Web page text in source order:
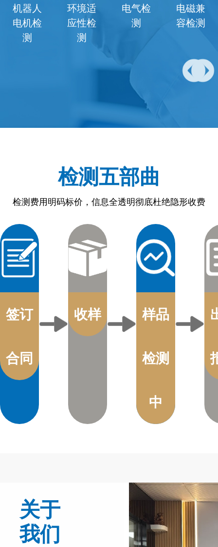
环境适
应性检
电气检
测
电磁兼
容检测
电池
测
检测五部曲
检测费用明码标价，信息全透明彻底杜绝隐形收费
签订
合同
收样 样品
检测
中
关于
我们